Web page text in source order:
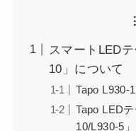
スマートLED
10」について
Tapo L930-
Tapo LED
10/L930-5